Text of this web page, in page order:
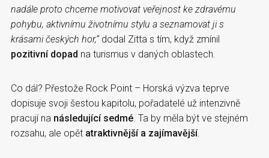
nadále proto chceme motivovat veřejnost ke zdravému
pohybu, aktivnímu životnímu stylu a seznamovat ji s
krásami českých hor,“dodal Zitta s tím, když zmínil
pozitivní dopad na turismus v daných oblastech.
Co dál? Přestože Rock Point – Horská výzva teprve
dopisuje svoji šestou kapitolu, pořadatelé už intenzivně
pracují na následující sedmé . Ta by měla být ve stejném
rozsahu, ale opět atraktivnější a zajímavější.